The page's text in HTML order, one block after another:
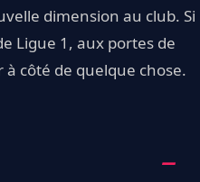
dimension au club. Si
Ligue 1, aux portes de
côté de quelque chose.